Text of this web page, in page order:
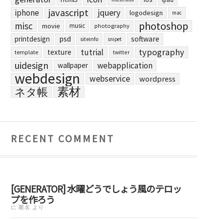
iphone javascript jquery logodesign mac
misc movie music photography photoshop
printdesign psd siteinfo snipet software
template texture tutrial twitter typography
uidesign wallpaper webapplication
webdesign webservice wordpress
ネタ帳 素材
RECENT COMMENT
[GENERATOR] 水曜どうでしょう風のテロッ
プを作ろう
に 匿名 より